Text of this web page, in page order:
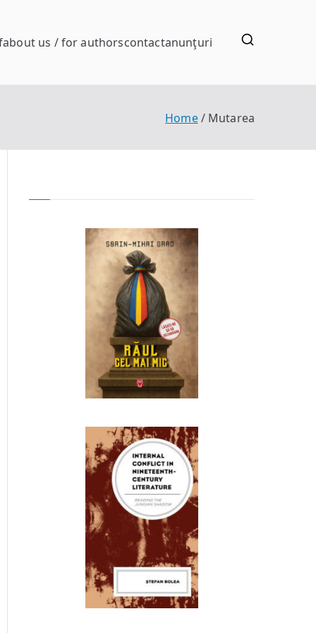
about us / for authorscontactanunţuri
Home Mutarea